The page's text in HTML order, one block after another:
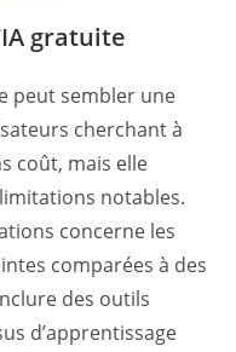
gratuite
peut sembler une
cherchant à
coût, mais elle
notables.
concerne les
comparées à des
des outils
d’apprentissage